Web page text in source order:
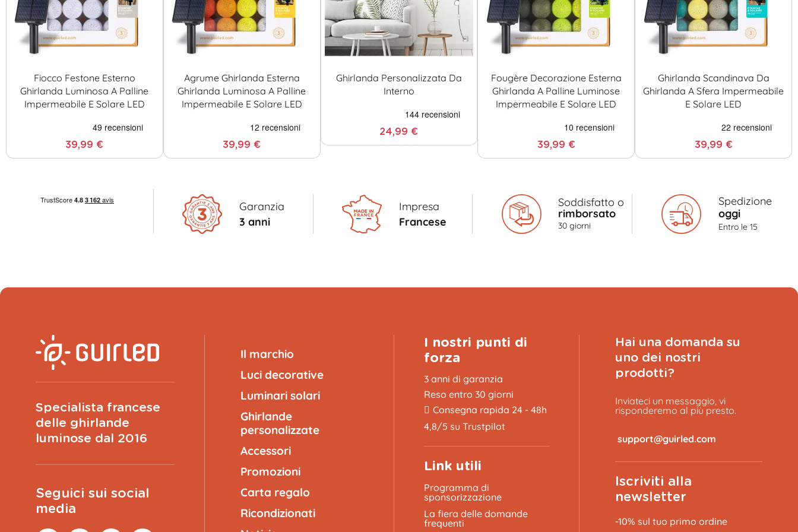
Fiocco Festone Esterno
Ghirlanda Luminosa A Palline
Impermeabile E Solare LED
39,99 €
Agrume Ghirlanda Esterna
Ghirlanda Luminosa A Palline
Impermeabile E Solare LED
39,99 €
Ghirlanda Personalizzata Da
Interno
24,99 €
Fougère Decorazione Esterna
Ghirlanda A Palline Luminose
Impermeabile E Solare LED
39,99 €
Ghirlanda Scandinava Da
Ghirlanda A Sfera Impermeabile
E Solare LED
39,99 €
Garanzia
3 anni
Impresa
Francese
Soddisfatto o
rimborsato
30 giorni
Spedizione
oggi
Entro le 15
Specialista francese
delle ghirlande
luminose dal 2016
Seguici sui social
media
Il marchio
Luci decorative
Luminari solari
Ghirlande
personalizzate
Accessori
Promozioni
Carta regalo
Ricondizionati
I nostri punti di
forza
3 anni di garanzia
Reso entro 30 giorni
Consegna rapida 24 - 48h
4,8/5 su Trustpilot
Link utili
Programma di
sponsorizzazione
La fiera delle domande
frequenti
Hai una domanda su
uno dei nostri
prodotti?
Inviateci un messaggio, vi
risponderemo al più presto.
Iscriviti alla
newsletter
-10% sul tuo primo ordine